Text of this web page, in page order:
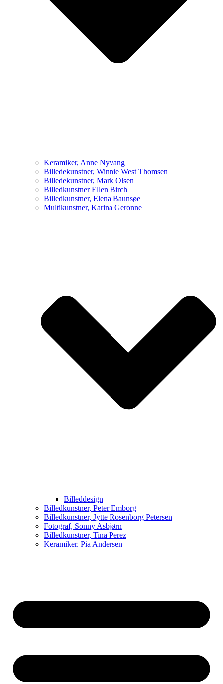
Keramiker, Anne Nyvang
Billedekunstner, Winnie West Thomsen
Billedekunstner, Mark Olsen
Billedkunstner Ellen Birch
Billedkunstner, Elena Baunsøe
Multikunstner, Karina Geronne
Billeddesign
Billedkunstner, Peter Emborg
Billedkunstner, Jytte Rosenborg Petersen
Fotograf, Sonny Asbjørn
Billedkunstner, Tina Perez
Keramiker, Pia Andersen